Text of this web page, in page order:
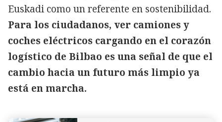
Euskadi como un referente en sostenibilidad.
Para los ciudadanos, ver camiones y
coches eléctricos cargando en el corazón
logístico de Bilbao es una señal de que el
cambio hacia un futuro más limpio ya
está en marcha.